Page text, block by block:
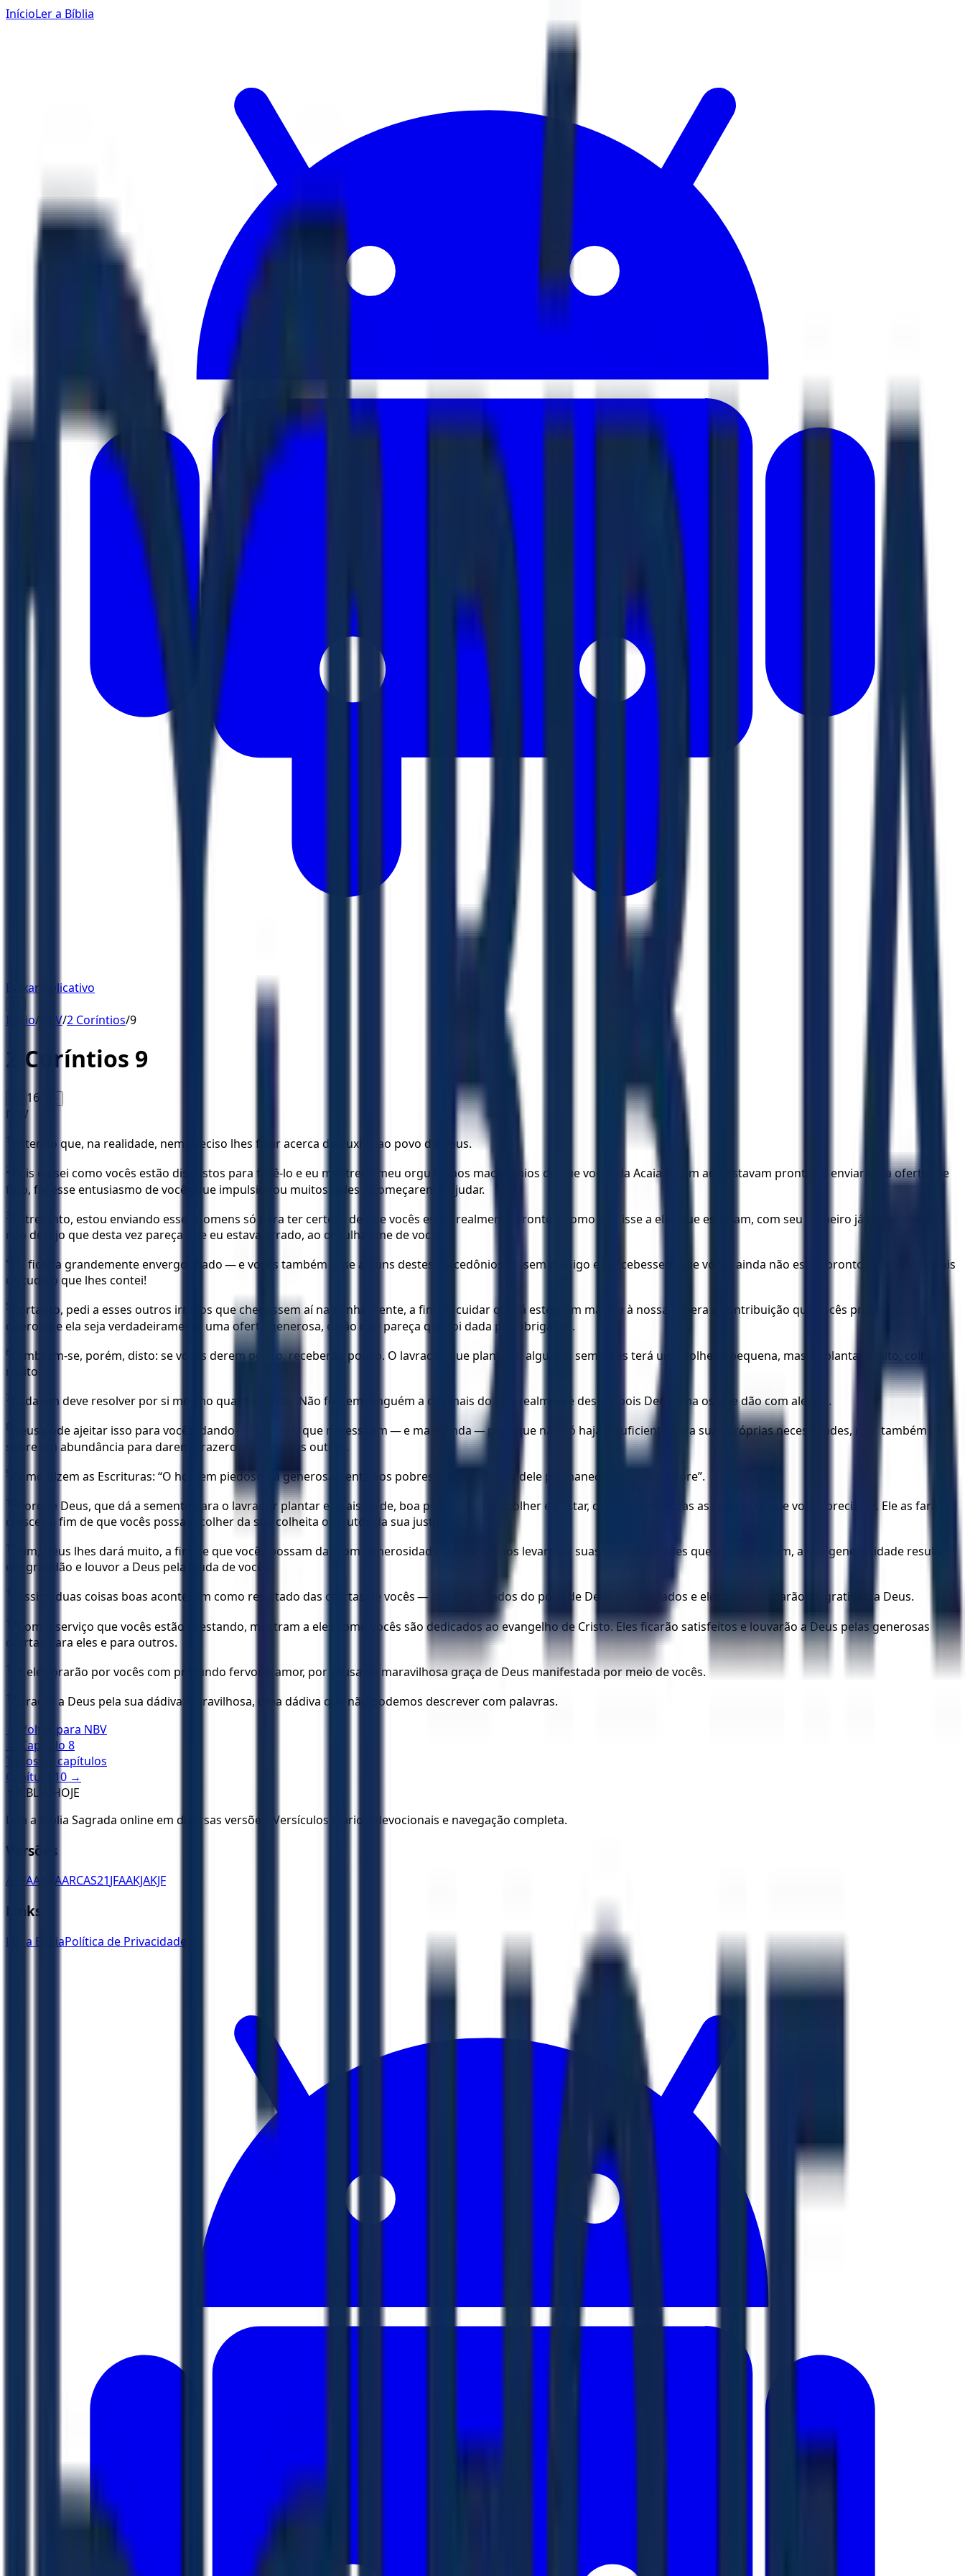
InícioLer a Bíblia
Baixar Aplicativo
Início/ NBV/2 Coríntios/9
2 Coríntios 9
16 A+
NBV
1 Entendo que, na realidade, nem preciso lhes falar acerca do auxílio ao povo de Deus.
2
Pois eu sei como vocês estão dispostos para fazê-lo e eu mostrei o meu orgulho aos macedônios de que vocês da Acaia há um ano estavam prontos a enviar uma oferta. De
fato, foi esse entusiasmo de vocês que impulsionou muitos deles a começarem a ajudar.
3
Entretanto, estou enviando esses homens só para ter certeza de que vocês estão realmente prontos, como eu disse a eles que estariam, com seu dinheiro já todo coletado:
não desejo que desta vez pareça que eu estava errado, ao orgulhar-me de vocês.
4
Eu ficaria grandemente envergonhado — e vocês também — se alguns destes macedônios fossem comigo e percebessem que vocês ainda não estão prontos, mesmo depois
de tudo o que lhes contei!
5
Portanto, pedi a esses outros irmãos que chegassem aí na minha frente, a fim de cuidar que já esteja em mãos e à nossa espera a contribuição que vocês prometeram. Eu
quero que ela seja verdadeiramente uma oferta generosa, e não que pareça que foi dada por obrigação.
6
Lembrem-se, porém, disto: se vocês derem pouco, receberão pouco. O lavrador que planta só algumas sementes terá uma colheita pequena, mas se plantar muito, colherá
muito.
7 Cada um deve resolver por si mesmo quanto vai dar. Não forcem ninguém a dar mais do que realmente deseja, pois Deus ama os que dão com alegria.
8
Deus pode ajeitar isso para vocês, dando-lhes tudo o que necessitam — e mais ainda — para que não só haja o suficiente para suas próprias necessidades, mas também
sobre em abundância para darem prazerosamente aos outros.
9 Como dizem as Escrituras: “O homem piedoso dá generosamente aos pobres. As boas obras dele permanecerão para sempre”.
10
Porque Deus, que dá a semente para o lavrador plantar e, mais tarde, boa produção para colher e gastar, dará a vocês todas as sementes que vocês precisam. Ele as fará
crescer, a fim de que vocês possam colher da sua colheita os frutos da sua justiça.
11
Sim, Deus lhes dará muito, a fim de que vocês possam dar com generosidade, e quando nós levarmos suas ofertas àqueles que as necessitam, a sua generosidade resulte
em gratidão e louvor a Deus pela ajuda de vocês.
12 Assim, duas coisas boas acontecem como resultado das ofertas de vocês — os necessitados do povo de Deus são ajudados e eles transbordarão de gratidão a Deus.
13
Com o serviço que vocês estão prestando, mostram a eles como vocês são dedicados ao evangelho de Cristo. Eles ficarão satisfeitos e louvarão a Deus pelas generosas
ofertas para eles e para outros.
14 E eles orarão por vocês com profundo fervor e amor, por causa da maravilhosa graça de Deus manifestada por meio de vocês.
15
Graças a Deus pela sua dádiva maravilhosa, uma dádiva que não podemos descrever com palavras.
← Voltar para NBV
← Capítulo 8
Todos os capítulos
Capítulo
10 →
BÍBLIA HOJE
Leia a Bíblia Sagrada online em diversas versões. Versículos diários, devocionais e navegação completa.
Versões
ACFAA ARAARCAS21JFAAKJAKJF
Links
Ler a BíbliaPolítica de Privacidade